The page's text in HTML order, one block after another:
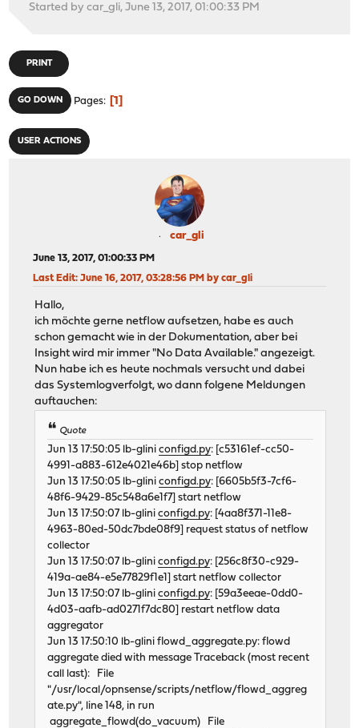
Started by car_gli, June 13, 2017, 01:00:33 PM
PRINT
GO DOWN Pages 1
USER ACTIONS
car_gli
June 13, 2017, 01:00:33 PM
Last Edit: June 16, 2017, 03:28:56 PM by car_gli
Hallo,
ich möchte gerne netflow aufsetzen, habe es auch
schon gemacht wie in der Dokumentation, aber bei
Insight wird mir immer "No Data Available." angezeigt.
Nun habe ich es heute nochmals versucht und dabei
das Systemlogverfolgt, wo dann folgene Meldungen
auftauchen:
Quote
Jun 13 17:50:05 lb-gliniconfigd.py: [c53161ef-cc50-
4991-a883-612e4021e46b] stop netflow
Jun 13 17:50:05 lb-gliniconfigd.py: [6605b5f3-7cf6-
48f6-9429-85c548a6e1f7] start netflow
Jun 13 17:50:07 lb-gliniconfigd.py: [4aa8f371-11e8-
4963-80ed-50dc7bde08f9] request status of netflow
collector
Jun 13 17:50:07 lb-gliniconfigd.py: [256c8f30-c929-
419a-ae84-e5e77829f1e1] start netflow collector
Jun 13 17:50:07 lb-gliniconfigd.py: [59a3eeae-0dd0-
4d03-aafb-ad0271f7dc80] restart netflow data
aggregator
Jun 13 17:50:10 lb-glini flowd_aggregate.py: flowd
aggregate died with message Traceback (most recent
call last): File
"/usr/local/opnsense/scripts/netflow/flowd_aggreg
ate.py", line 148, in run
aggregate_flowd(do_vacuum) File